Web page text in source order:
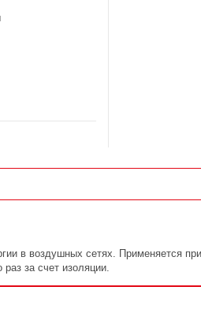
в воздушных сетях. Применяется
за счет изоляции.